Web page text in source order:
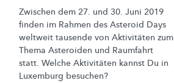
Zwischen dem 27. und 30. Juni 2019
finden im Rahmen des Asteroid Days
weltweit tausende von Aktivitäten zum
Thema Asteroiden und Raumfahrt
statt. Welche Aktivitäten kannst Du in
Luxemburg besuchen?